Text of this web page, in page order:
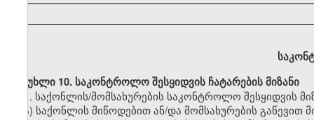
მუხლი 10. საკონტროლო შესყიდვის ჩატარების მიზანი
1. საქონლის/მომსახურების საკონტროლო შესყიდვის
ა) საქონლის მიწოდებით ან/და მომსახურების